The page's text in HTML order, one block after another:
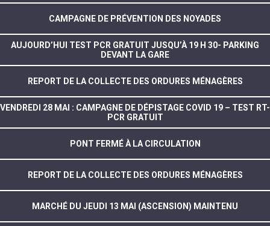
CAMPAGNE DE PRÉVENTION DES NOYADES
AUJOURD’HUI TEST PCR GRATUIT JUSQU’À 19 H 30- PARKING
DEVANT LA GARE
REPORT DE LA COLLECTE DES ORDURES MÉNAGÈRES
VENDREDI 28 MAI : CAMPAGNE DE DÉPISTAGE COVID 19 – TEST RT-
PCR GRATUIT
PONT FERMÉ À LA CIRCULATION
REPORT DE LA COLLECTE DES ORDURES MÉNAGÈRES
MARCHÉ DU JEUDI 13 MAI (ASCENSION) MAINTENU